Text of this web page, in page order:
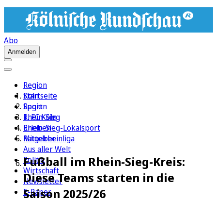
Abo
Anmelden
Region
Köln
Sport
1. FC Köln
Erleben
Ratgeber
Aus aller Welt
Politik
Wirtschaft
Newsletter
E-Paper
Startseite
Region
Rhein-Sieg
Rhein-Sieg-Lokalsport
Mittelrheinliga
Fußball im Rhein-Sieg-Kreis:
Diese Teams starten in die
Saison 2025/26